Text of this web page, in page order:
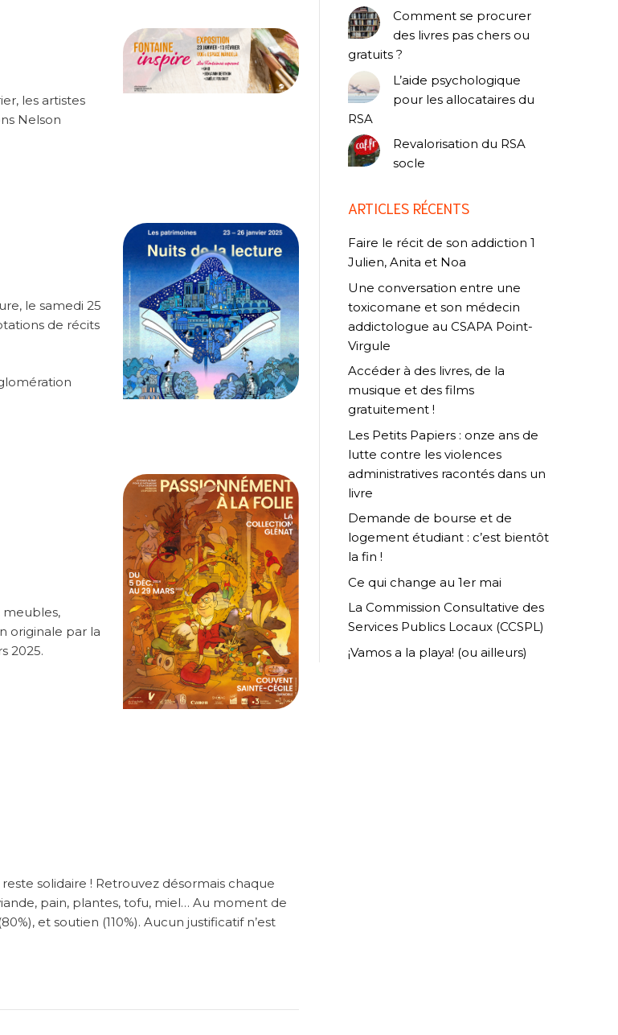
les artistes
Nelson
le samedi 25
de récits
meubles,
originale par la
2025.
solidaire ! Retrouvez désormais chaque
pain, plantes, tofu, miel… Au moment de
et soutien (110%). Aucun justificatif n’est
Comment se procurer
des livres pas chers ou
gratuits ?
L’aide psychologique
pour les allocataires du
RSA
Revalorisation du RSA
socle
ARTICLES RÉCENTS
Faire le récit de son addiction 1
Julien, Anita et Noa
Une conversation entre une
toxicomane et son médecin
addictologue au CSAPA Point-
Virgule
Accéder à des livres, de la
musique et des films
gratuitement !
Les Petits Papiers : onze ans de
lutte contre les violences
administratives racontés dans un
livre
Demande de bourse et de
logement étudiant : c’est bientôt
la fin !
Ce qui change au 1er mai
La Commission Consultative des
Services Publics Locaux (CCSPL)
¡Vamos a la playa! (ou ailleurs)